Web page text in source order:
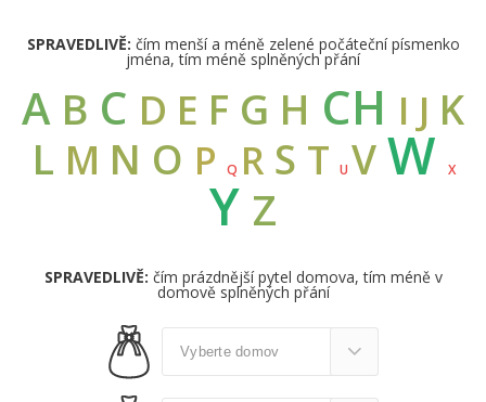
SPRAVEDLIVĚ: čím menší a méně zelené počáteční písmenko
jména, tím méně splněných přání
A B C D E F G H CH I J K
L M N O P Q R S T U VW X
Y Z
SPRAVEDLIVĚ: čím prázdnější pytel domova, tím méně v
domově splněných přání